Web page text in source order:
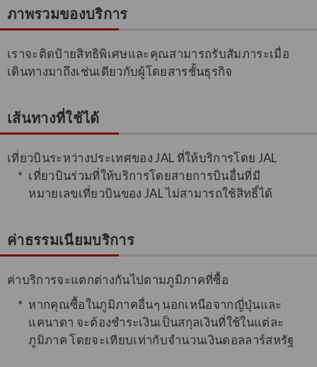
ภาพรวมของบริการ
เราจะติดป้ายสิทธิพิเศษและคุณสามารถรับสัมภาระเมื่อ
เดินทางมาถึงเช่นเดียวกับผู้โดยสารชั้นธุรกิจ
เส้นทางที่ใช้ได้
เที่ยวบินระหว่างประเทศของ JAL ที่ให้บริการโดย JAL
เที่ยวบินร่วมที่ให้บริการโดยสายการบินอื่นที่มี
หมายเลขเที่ยวบินของ JAL ไม่สามารถใช้สิทธิ์ได้
ค่าธรรมเนียมบริการ
ค่าบริการจะแตกต่างกันไปตามภูมิภาคที่ซื้อ
หากคุณซื้อในภูมิภาคอื่นๆ นอกเหนือจากญี่ปุ่นและ
แคนาดา จะต้องชำระเงินเป็นสกุลเงินที่ใช้ในแต่ละ
ภูมิภาค โดยจะเทียบเท่ากับจำนวนเงินดอลลาร์สหรัฐ